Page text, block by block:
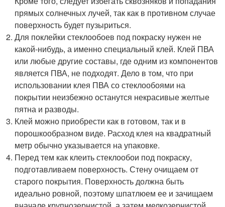
прямых солнечных лучей, так как в противном случае
поверхность будет пузыриться.
Для поклейки стеклообоев под покраску нужен не
какой-нибудь, а именно специальный клей. Клей ПВА
или любые другие составы, где одним из компонентов
является ПВА, не подходят. Дело в том, что при
использовании клея ПВА со стеклообоями на
покрытии неизбежно останутся некрасивые желтые
пятна и разводы.
Клей можно приобрести как в готовом, так и в
порошкообразном виде. Расход клея на квадратный
метр обычно указывается на упаковке.
Перед тем как клеить стеклообои под покраску,
подготавливаем поверхность. Стену очищаем от
старого покрытия. Поверхность должна быть
идеально ровной, поэтому шпатлюем ее и зачищаем